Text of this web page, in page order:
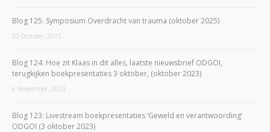
Blog 125: Symposium Overdracht van trauma (oktober 2025)
22 October, 2025
Blog 124: Hoe zit Klaas in dit alles, laatste nieuwsbrief ODGOI,
terugkijken boekpresentaties 3 oktober, (oktober 2023)
6 November, 2023
Blog 123: Livestream boekpresentaties ‘Geweld en verantwoording’
ODGOI (3 oktober 2023)